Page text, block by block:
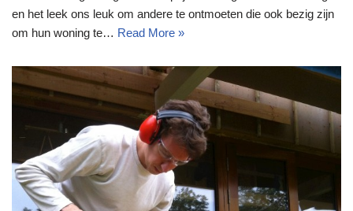
en het leek ons leuk om andere te ontmoeten die ook bezig zijn
om hun woning te… Read More »